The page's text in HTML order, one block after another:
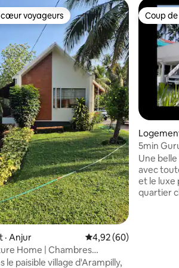
5, 27 commentaires
cœur voyageurs
voyageurs
· Anjur Note moyenne de
4,92 (60)
Home | Chambres
| Cour arrière privée
le paisible village d'Arampilly,
Coup
Coup
yur
5min
Spacious
min du
Une
avec
et le luxe
quartier